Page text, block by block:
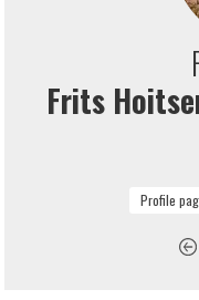
Frits